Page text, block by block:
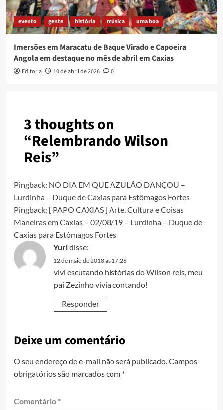
evento gente história música uma boa
Imersões em Maracatu de Baque Virado e Capoeira
Angola em destaque no mês de abril em Caxias
Editoria 10 de abril de 2026 0
3 thoughts on
“Relembrando Wilson
Reis”
Pingback: NO DIA EM QUE AZULÃO DANÇOU –
Lurdinha – Duque de Caxias para Estômagos Fortes
Pingback: [ PAPO CAXIAS ] Arte, Cultura e Coisas
Maneiras em Caxias – 02/08/19 – Lurdinha – Duque de
Caxias para Estômagos Fortes
Yuridisse:
12 de maio de 2018 às 17:26
vivi escutando histórias do Wilson reis, meu
pai Zezinho vivia contando!
Responder
Deixe um comentário
O seu endereço de e-mail não será publicado.Campos
obrigatórios são marcados com *
Comentário *